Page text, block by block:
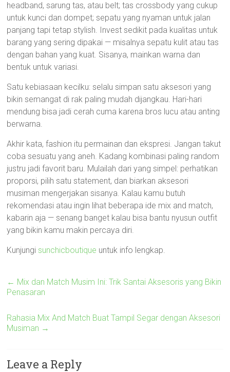
headband, sarung tas, atau belt; tas crossbody yang cukup
untuk kunci dan dompet; sepatu yang nyaman untuk jalan
panjang tapi tetap stylish. Invest sedikit pada kualitas untuk
barang yang sering dipakai — misalnya sepatu kulit atau tas
dengan bahan yang kuat. Sisanya, mainkan warna dan
bentuk untuk variasi.
Satu kebiasaan kecilku: selalu simpan satu aksesori yang
bikin semangat di rak paling mudah dijangkau. Hari-hari
mendung bisa jadi cerah cuma karena bros lucu atau anting
berwarna.
Akhir kata, fashion itu permainan dan ekspresi. Jangan takut
coba sesuatu yang aneh. Kadang kombinasi paling random
justru jadi favorit baru. Mulailah dari yang simpel: perhatikan
proporsi, pilih satu statement, dan biarkan aksesori
musiman mengerjakan sisanya. Kalau kamu butuh
rekomendasi atau ingin lihat beberapa ide mix and match,
kabarin aja — senang banget kalau bisa bantu nyusun outfit
yang bikin kamu makin percaya diri.
Kunjungi sunchicboutique untuk info lengkap.
← Mix dan Match Musim Ini: Trik Santai Aksesoris yang Bikin
Penasaran
Rahasia Mix And Match Buat Tampil Segar dengan Aksesori
Musiman →
Leave a Reply